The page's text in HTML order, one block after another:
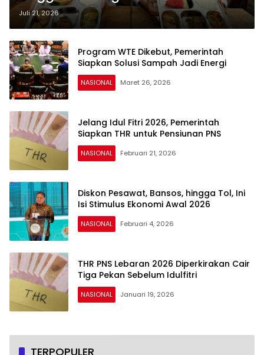
Juli 21, 2026
Program WTE Dikebut, Pemerintah
Siapkan Solusi Sampah Jadi Energi
NASIONAL Maret 26, 2026
Jelang Idul Fitri 2026, Pemerintah
Siapkan THR untuk Pensiunan PNS
NASIONAL Februari 21, 2026
Diskon Pesawat, Bansos, hingga Tol, Ini
Isi Stimulus Ekonomi Awal 2026
NASIONAL Februari 4, 2026
THR PNS Lebaran 2026 Diperkirakan Cair
Tiga Pekan Sebelum Idulfitri
NASIONAL Januari 19, 2026
TERPOPULER